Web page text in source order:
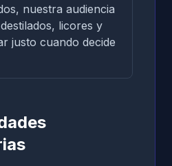
nuestra audiencia
licores y
justo cuando decide